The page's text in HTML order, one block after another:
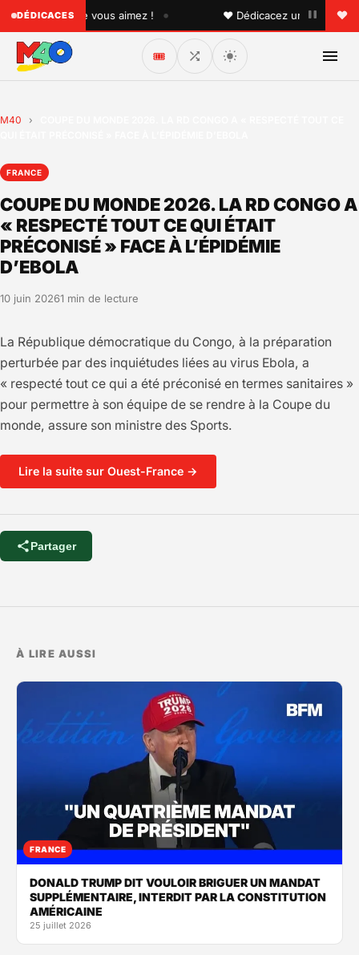
DÉDICACESque vous aimez ! • ♥ Dédicacez un titre à vos
🎟️
M40 ›
FRANCE
COUPE DU MONDE 2026. LA RD CONGO A
« RESPECTÉ TOUT CE QUI ÉTAIT
PRÉCONISÉ » FACE À L’ÉPIDÉMIE
D’EBOLA
10 juin 20261 min de lecture
La République démocratique du Congo, à la préparation
perturbée par des inquiétudes liées au virus Ebola, a
« respecté tout ce qui a été préconisé en termes sanitaires »
pour permettre à son équipe de se rendre à la Coupe du
monde, assure son ministre des Sports.
Lire la suite sur Ouest-France →
Partager
À LIRE AUSSI
FRANCE
DONALD TRUMP DIT VOULOIR BRIGUER UN MANDAT
SUPPLÉMENTAIRE, INTERDIT PAR LA CONSTITUTION
AMÉRICAINE
25 juillet 2026